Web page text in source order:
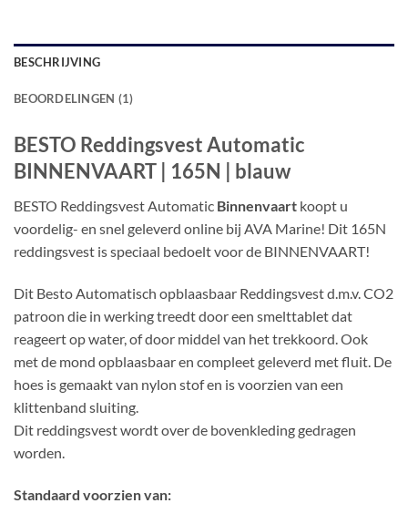
BESCHRIJVING
BEOORDELINGEN (1)
BESTO Reddingsvest Automatic
BINNENVAART | 165N | blauw
BESTO Reddingsvest Automatic Binnenvaart koopt u
voordelig- en snel geleverd online bij AVA Marine! Dit 165N
reddingsvest is speciaal bedoelt voor de BINNENVAART!
Dit Besto Automatisch opblaasbaar Reddingsvest d.m.v. CO2
patroon die in werking treedt door een smelttablet dat
reageert op water, of door middel van het trekkoord. Ook
met de mond opblaasbaar en compleet geleverd met fluit. De
hoes is gemaakt van nylon stof en is voorzien van een
klittenband sluiting.
Dit reddingsvest wordt over de bovenkleding gedragen
worden.
Standaard voorzien van: